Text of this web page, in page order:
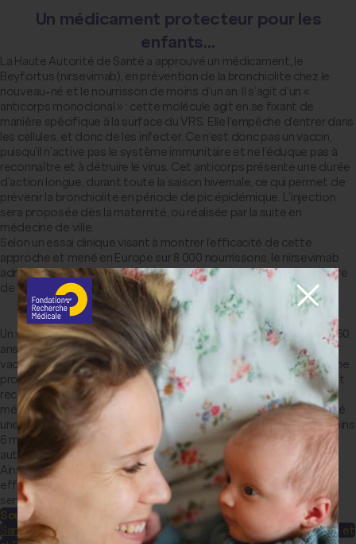
Un médicament protecteur pour les
enfants…
La Haute Autorité de Santé a approuvé un médicament, le
Beyfortus (nirsevimab), en prévention de la bronchiolite chez le
nouveau-né et le nourrisson de moins d’un an. Il s’agit d’un «
anticorps monoclonal » : cette molécule agit en se fixant de
manière spécifique à la surface du VRS. Elle l’empêche d’entrer dans
les cellules, et donc de les infecter. Ce n’est donc pas un vaccin,
puisqu’il n’active pas le système immunitaire et ne l’éduque pas à
reconnaître et à détruire le virus. Cet anticorps présente une durée
d’action longue, durant toute la saison hivernale, ce qui permet de
prévenir la bronchiolite en période de pic épidémique. L’injection
sera proposée dès la maternité, ou réalisée par la suite en
médecine de ville.
Selon un essai clinique visant à montrer l’efficacité de cette
approche et mené en Europe sur 8 000 nourrissons, le nirsevimab
administré en une dose par voie intramusculaire permet de réduire
de 83 % les hospitalisations de nourrissons dues au VRS.
… et un vaccin pour les personnes âgées
Un vaccin, Arexvy, a récemment été approuvé à destination des 60
ans et plus par l'Agence Européenne du Médicament. Il s'agit d'un
vaccin dit « recombinant », basé sur une molécule reproduisant une
protéine de surface du VRS. Une fois injectée, cette molécule est
reconnue par le système immunitaire, qui, en retour, le gardera en
mémoire pour contrer une infection ultérieure. Ce vaccin a montré
une protection de 83 % contre les infections VRS pendant au moins
6 mois au cours des essais cliniques réalisés en vue de son
autorisation de mise sur le marché.
Ainsi, ces molécules constituent des moyens de protections
efficaces contre la bronchiolite auprès des populations les plus
sensibles : une véritable avancée en matière de santé publique.
Sources :
Santé Publique FranceHaute Autorité de Santé(HAS) Drysdale S, et